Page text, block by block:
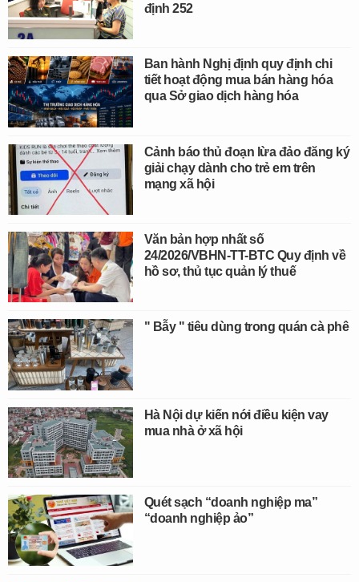
định 252
Ban hành Nghị định quy định chi
tiết hoạt động mua bán hàng hóa
qua Sở giao dịch hàng hóa
Cảnh báo thủ đoạn lừa đảo đăng ký
giải chạy dành cho trẻ em trên
mạng xã hội
Văn bản hợp nhất số
24/2026/VBHN-TT-BTC Quy định về
hồ sơ, thủ tục quản lý thuế
" Bẫy " tiêu dùng trong quán cà phê
Hà Nội dự kiến nới điều kiện vay
mua nhà ở xã hội
Quét sạch “doanh nghiệp ma”
“doanh nghiệp ảo”